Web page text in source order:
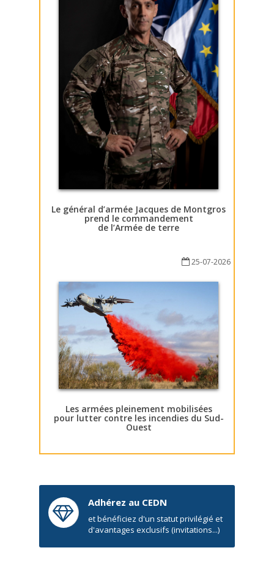
Le général d’armée Jacques de Montgros
prend le commandement
de l’Armée de terre
25-07-2026
Les armées pleinement mobilisées
pour lutter contre les incendies du Sud-
Ouest
Adhérez au CEDN
et bénéficiez d'un statut privilégié et
d'avantages exclusifs (invitations...)